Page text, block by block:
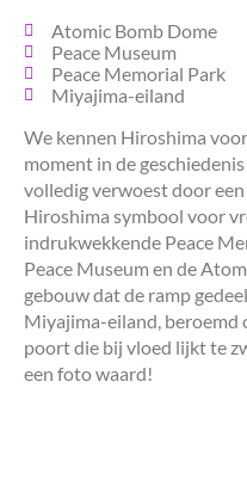
Atomic Bomb Dome
Peace Museum
Peace Memorial Park
Miyajima-eiland
We kennen Hiroshima
moment in de
volledig verwoest door
Hiroshima symbool voor
indrukwekkende Peace
Peace Museum en de
gebouw dat de ramp
Miyajima-eiland,
poort die bij vloed lijkt te
een foto waard!